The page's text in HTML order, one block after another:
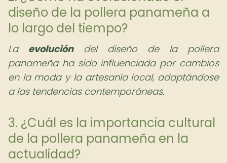
diseño de la pollera panameña a
lo largo del tiempo?
La evolucióndel diseño de la pollera
panameña ha sido influenciada por cambios
en la moda y la artesanía local, adaptándose
a las tendencias contemporáneas.
3. ¿Cuál es la importancia cultural
de la pollera panameña en la
actualidad?